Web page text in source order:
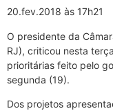
20.fev.2018 às 17h21
O presidente da
RJ), criticou nesta
prioritárias feito pelo
segunda (19).
Dos projetos